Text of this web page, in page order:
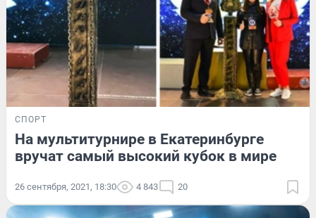
СПОРТ
На мультитурнире в Екатеринбурге
вручат самый высокий кубок в мире
26 сентября, 2021, 18:30 4 843 20